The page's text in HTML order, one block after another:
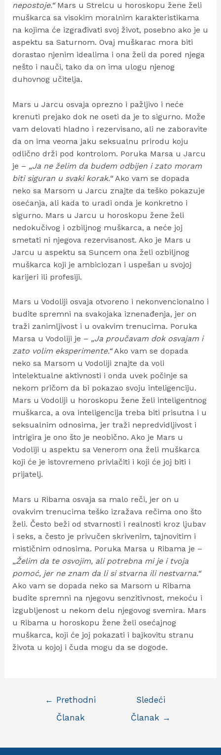
nepostoje.“Mars u Strelcu u horoskopu žene želi
muškarca sa visokim moralnim karakteristikama
na kojima će izgrađivati svoj život, posebno ako je u
aspektu sa Saturnom. Ovaj muškarac mora biti
dorastao njenim idealima i ona želi da pored njega
nešto i nauči, tako da on ima ulogu njenog
duhovnog učitelja.
Mars u Jarcu osvaja oprezno i pažljivo i neće
krenuti prejako dok ne oseti da je to sigurno. Može
vam delovati hladno i rezervisano, ali ne zaboravite
da on ima veoma jaku seksualnu prirodu koju
odlično drži pod kontrolom. Poruka Marsa u Jarcu
je – „Ja ne želim da budem odbijen i zato moram
biti siguran u svaki korak.“ Ako vam se dopada
neko sa Marsom u Jarcu znajte da teško pokazuje
osećanja, ali kada to uradi onda je konkretno i
sigurno. Mars u Jarcu u horoskopu žene želi
nedokučivog i ozbiljnog muškarca, a neće joj
smetati ni njegova rezervisanost. Ako je Mars u
Jarcu u aspektu sa Suncem ona želi ozbiljnog
muškarca koji je ambiciozan i uspešan u svojoj
karijeri ili profesiji.
Mars u Vodoliji osvaja otvoreno i nekonvencionalno i
budite spremni na svakojaka iznenađenja, jer on
traži zanimljivost i u ovakvim trenucima. Poruka
Marsa u Vodoliji je – „Ja proučavam dok osvajam i
zato volim eksperimente.“Ako vam se dopada
neko sa Marsom u Vodoliji znajte da voli
intelektualne aktivnosti i onda uvek počinje sa
nekom pričom da bi pokazao svoju inteligenciju.
Mars u Vodoliji u horoskopu žene želi inteligentnog
muškarca, a ova inteligencija treba biti prisutna i u
seksualnim odnosima, jer traži nepredvidljivost i
intrigira je ono što je neobično. Ako je Mars u
Vodoliji u aspektu sa Venerom ona želi muškarca
koji će je istovremeno privlačiti i koji će joj biti i
prijatelj.
Mars u Ribama osvaja sa malo reči, jer on u
ovakvim trenucima teško izražava rečima ono što
želi. Često beži od stvarnosti i realnosti kroz ljubav
i seks, a često je privučen skrivenim, tajnovitim i
mističnim odnosima. Poruka Marsa u Ribama je –
„Želim da te osvojim, ali potrebna mi je i tvoja
pomoć, jer ne znam da li si stvarna ili nestvarna.“
Ako vam se dopada neko sa Marsom u Ribama
budite spremni na njegovu senzitivnost, mekoću i
izgubljenost u nekom delu njegovog svemira. Mars
u Ribama u horoskopu žene želi osećajnog
muškarca, koji će joj pokazati i bajkovitu stranu
života u kojoj i čuda mogu da se dogode.
Kretanje
← Prethodni
Članak
Sledeći
Članak →